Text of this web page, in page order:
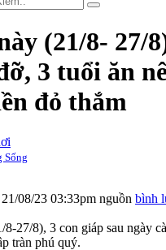
(21/8- 27/
3 tuổi ăn
đỏ thắm
Sống
21/08/23 03:33pm nguồn bình
8-27/8), 3 con giáp sau ngày
tràn phú quý.